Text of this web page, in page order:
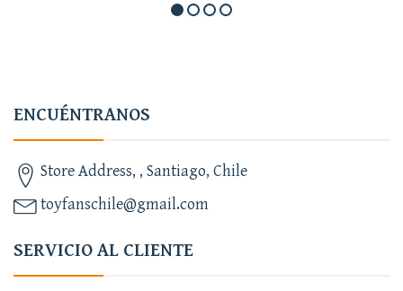
ENCUÉNTRANOS
Store Address, , Santiago, Chile
toyfanschile@gmail.com
SERVICIO AL CLIENTE